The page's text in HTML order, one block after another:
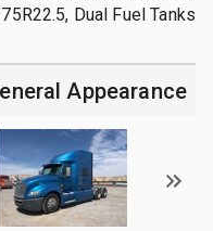
Dual Fuel Tanks
Appearance